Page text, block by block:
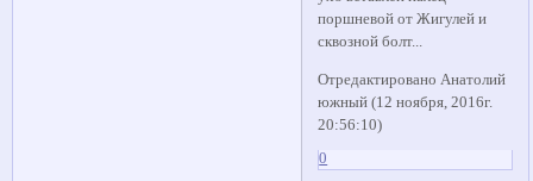
поршневой от Жигулей и
сквозной болт...
Отредактировано Анатолий
южный (12 ноября, 2016г.
20:56:10)
0